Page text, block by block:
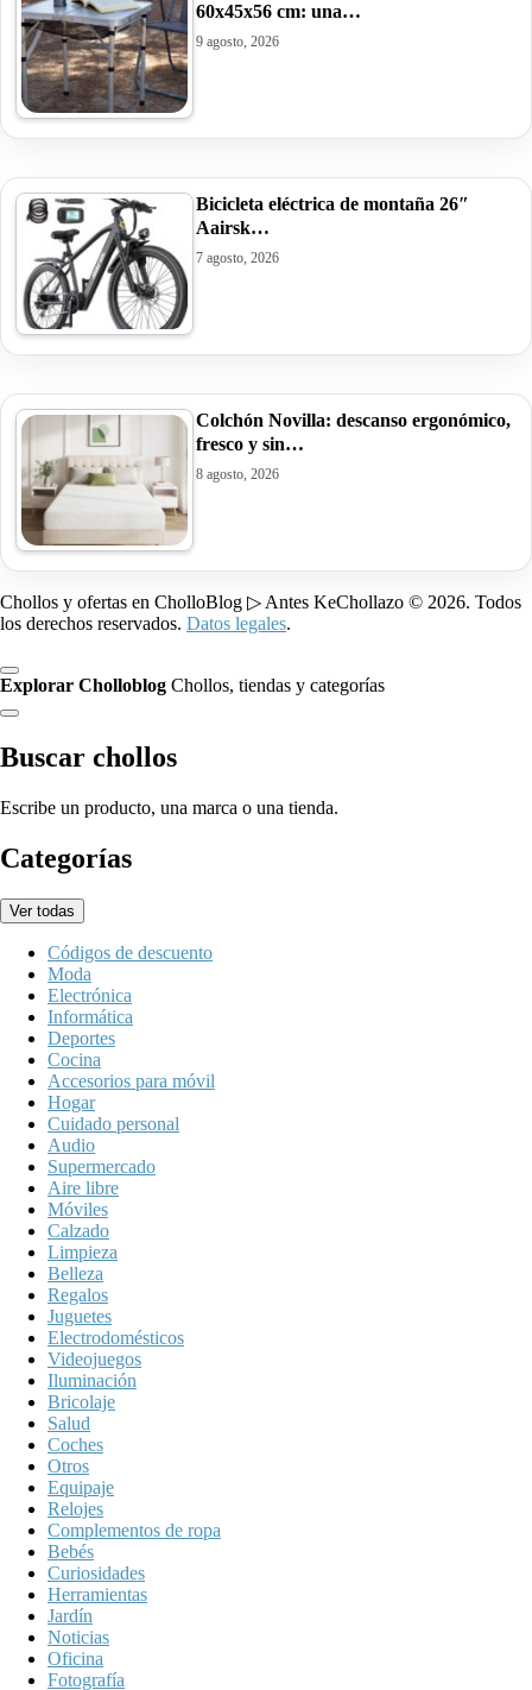
60x45x56 cm: una…
9 agosto, 2026
Bicicleta eléctrica de montaña 26″
Aairsk…
7 agosto, 2026
Colchón Novilla: descanso ergonómico,
fresco y sin…
8 agosto, 2026
Chollos y ofertas en CholloBlog ▷ Antes KeChollazo © 2026. Todos
los derechos reservados. Datos legales.
Explorar Cholloblog Chollos, tiendas y categorías
Buscar chollos
Escribe un producto, una marca o una tienda.
Categorías
Ver todas
Códigos de descuento
Moda
Electrónica
Informática
Deportes
Cocina
Accesorios para móvil
Hogar
Cuidado personal
Audio
Supermercado
Aire libre
Móviles
Calzado
Limpieza
Belleza
Regalos
Juguetes
Electrodomésticos
Videojuegos
Iluminación
Bricolaje
Salud
Coches
Otros
Equipaje
Relojes
Complementos de ropa
Bebés
Curiosidades
Herramientas
Jardín
Noticias
Oficina
Fotografía